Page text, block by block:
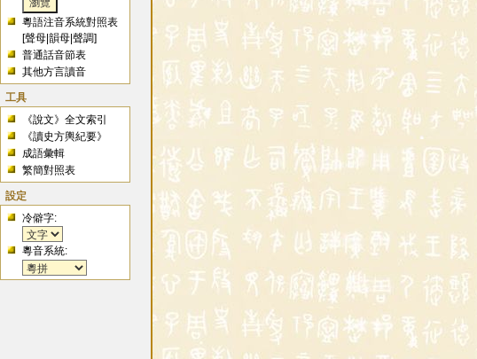
粵語注音系統對照表
[聲母 |韻母 |聲調]
普通話音節表
其他方言讀音
工具
《說文》全文索引
《讀史方輿紀要》
成語彙輯
繁簡對照表
設定
冷僻字:
粵音系統: